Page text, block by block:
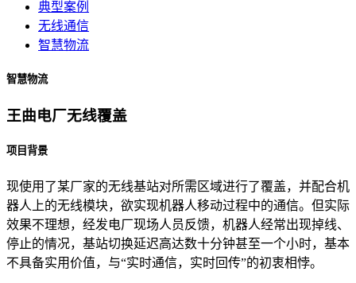
典型案例
无线通信
智慧物流
智慧物流
王曲电厂无线覆盖
项目背景
现使用了某厂家的无线基站对所需区域进行了覆盖，并配合机
器人上的无线模块，欲实现机器人移动过程中的通信。但实际
效果不理想，经发电厂现场人员反馈，机器人经常出现掉线、
停止的情况，基站切换延迟高达数十分钟甚至一个小时，基本
不具备实用价值，与“实时通信，实时回传”的初衷相悖。